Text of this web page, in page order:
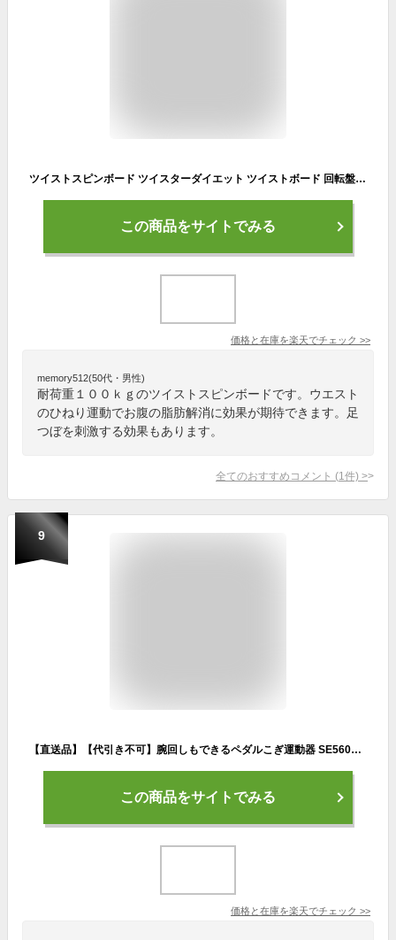
ツイストスピンボード ツイスターダイエット ツイストボード 回転盤 静音 コアツイスト 運動 器具 お腹 痩せ マシン シェイプアップ ツイスター フィットネス ながら運動 ねじり運動 ダイエット 有酸素運動 ウエスト ひねり運動 ツイストボード スピンボード ディスク
この商品をサイトでみる
価格と在庫を楽天でチェック >>
memory512(50代・男性)
耐荷重１００ｋｇのツイストスピンボードです。ウエスト
のひねり運動でお腹の脂肪解消に効果が期待できます。足
つぼを刺激する効果もあります。
全てのおすすめコメント (1 件) >
9
【直送品】【代引き不可】腕回しもできるペダルこぎ運動器 SE5600 ステッパー 家庭用 運動 不足 解消 自宅 室内 健康 器具 運動器具 健康器具 運動不足 ペダル運動 有酸素運動 ダイエット 高齢者 シニア 誕生日 バースデー プレゼント ギフト 贈り物 グッズ おすすめ 人気
この商品をサイトでみる
価格と在庫を楽天でチェック >>